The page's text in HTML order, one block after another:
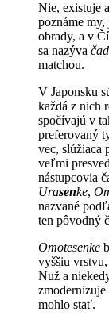
Nie, existuje
poznáme
obrady, a v
sa nazýva
matchou.
V Japonsku
každá z nich
spočívajú v
preferovaný
vec, slúžiaca
veľmi
nástupcovia
Urasenke,
nazvané
ten pôvodný
Omotesenke
vyššiu
Nuž a
mohlo stať.